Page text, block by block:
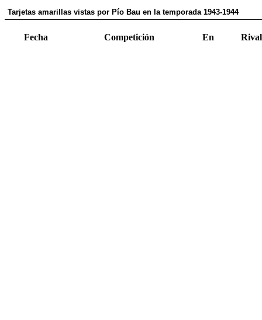
Tarjetas amarillas vistas por Pío Bau en la temporada 1943-1944
Fecha Competición En Rival